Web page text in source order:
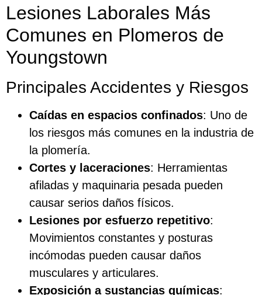
Lesiones Laborales Más
Comunes en Plomeros de
Youngstown
Principales Accidentes y Riesgos
Caídas en espacios confinados: Uno de
los riesgos más comunes en la industria de
la plomería.
Cortes y laceraciones: Herramientas
afiladas y maquinaria pesada pueden
causar serios daños físicos.
Lesiones por esfuerzo repetitivo:
Movimientos constantes y posturas
incómodas pueden causar daños
musculares y articulares.
Exposición a sustancias químicas: